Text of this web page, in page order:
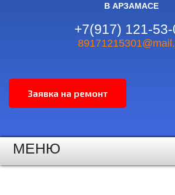
В АРЗАМАСЕ
+7(917) 121-
МЕНЮ